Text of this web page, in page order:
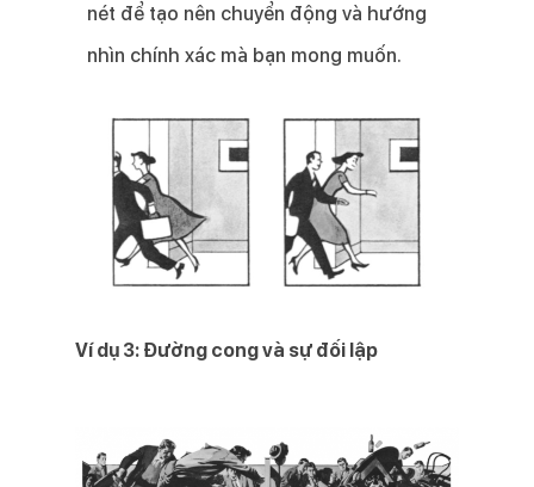
nét để tạo nên chuyển động và hướng
nhìn chính xác mà bạn mong muốn.
Ví dụ 3: Đường cong và sự đối lập